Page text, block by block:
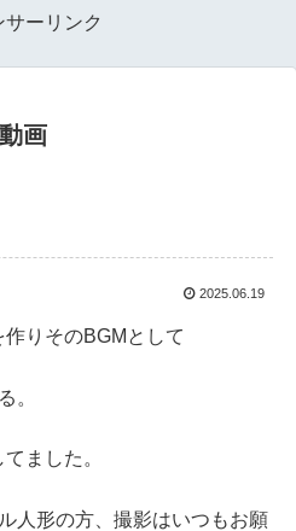
サーリンク
画
2025.06.19
りそのBGMとして
。
ました。
人形の方、撮影はいつもお願